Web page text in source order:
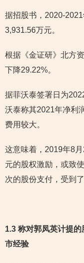
据招股书，2020-
3,931.56万元。
根据《金证研》北方
下降29.22%。
据菲沃泰签署日为
沃泰称其2021年净利
费用较大。
这意味着，2019年8
元的股权激励，或致
次的股份支付，受到
1.3 称对郭凤英计提
市经验